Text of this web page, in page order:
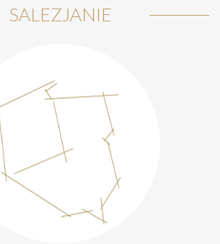
SALEZJANIE